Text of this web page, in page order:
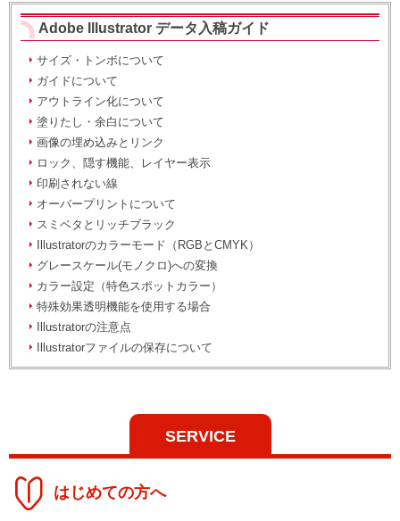
Adobe Illustrator データ入稿ガイド
サイズ・トンボについて
ガイドについて
アウトライン化について
塗りたし・余白について
画像の埋め込みとリンク
ロック、隠す機能、レイヤー表示
印刷されない線
オーバープリントについて
スミベタとリッチブラック
Illustratorのカラーモード（RGBとCMYK）
グレースケール(モノクロ)への変換
カラー設定（特色スポットカラー）
特殊効果透明機能を使用する場合
Illustratorの注意点
Illustratorファイルの保存について
SERVICE
はじめての方へ